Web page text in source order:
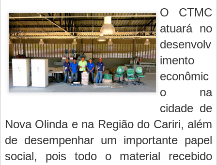
O CTMC
atuará no
desenvolv
imento
econômic
o na
cidade de
Nova Olinda e na Região do Cariri, além
de desempenhar um importante papel
social, pois todo o material recebido